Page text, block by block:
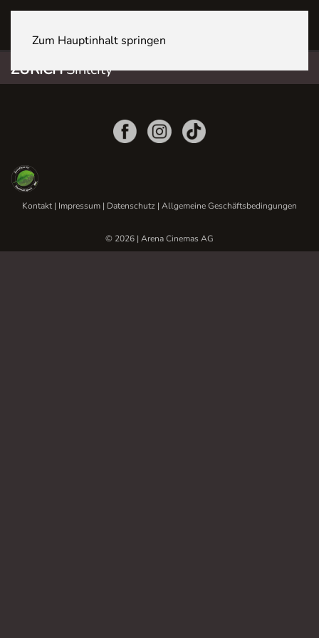
Zum Hauptinhalt springen
ZÜRICHSihlcity
Kontakt| Impressum | Datenschutz | Allgemeine Geschäftsbedingungen
© 2026 | Arena Cinemas AG